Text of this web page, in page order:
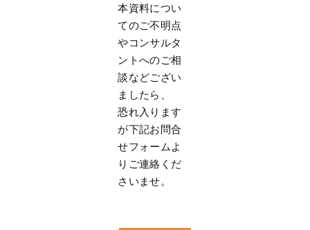
本資料につい
てのご不明点
やコンサルタ
ントへのご相
談などござい
ましたら、
恐れ入ります
が下記お問合
せフォームよ
りご連絡くだ
さいませ。